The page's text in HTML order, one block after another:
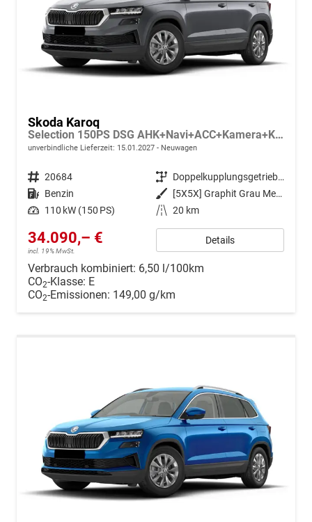
Skoda Karoq
Selection 150PS DSG AHK+Navi+ACC+Kamera+Kessy+Sitzheizung+GV5+Ambiente
unverbindliche Lieferzeit: 15.01.2027 Neuwagen
Fahrzeugnr. 20684 Getriebe
Doppelkupplungsgetriebe (DSG)
Kraftstoff Benzin Außenfarbe
[5X5X] Graphit Grau Metallic
Leistung 110 kW (150 PS) Kilometerstand 20 km
34.090,– €
incl. 19% MwSt.
Details
Verbrauch kombiniert: 6,50 l/100km
CO2-Klasse: E
CO2-Emissionen: 149,00 g/km